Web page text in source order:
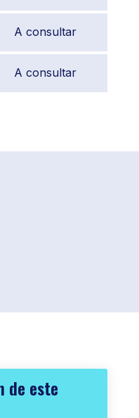
A consultar
A consultar
de este